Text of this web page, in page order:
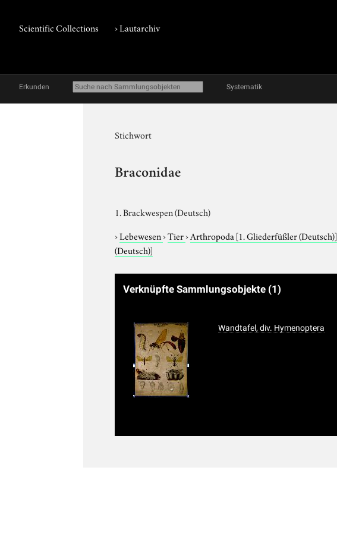
Scientific Collections ›Lautarchiv
Erkunden Systematik
Stichwort
Braconidae
1. Brackwespen (Deutsch)
›Lebewesen›Tier›Arthropoda [1. Gliederfüßler (Deutsch)]
(Deutsch)]
Verknüpfte Sammlungsobjekte (1)
Wandtafel, div. Hymenoptera